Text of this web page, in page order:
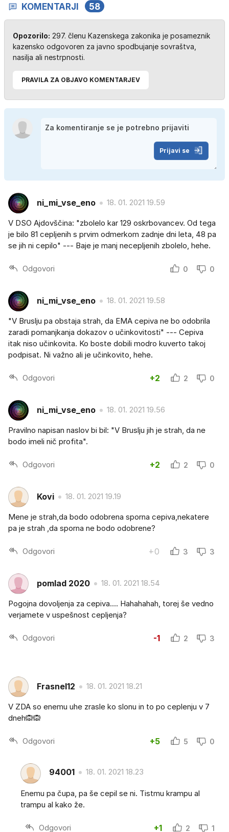
KOMENTARJI 58
Opozorilo: 297. členu Kazenskega zakonika je posameznik
kazensko odgovoren za javno spodbujanje sovraštva,
nasilja ali nestrpnosti.
PRAVILA ZA OBJAVO KOMENTARJEV
Prijavi se
ni_mi_vse_eno 18. 01. 2021 19.59
V DSO Ajdovščina: "zbolelo kar 129 oskrbovancev. Od tega
je bilo 81 cepljenih s prvim odmerkom zadnje dni leta, 48 pa
se jih ni cepilo" --- Baje je manj necepljenih zbolelo, hehe.
Odgovori 0 0
ni_mi_vse_eno 18. 01. 2021 19.58
"V Bruslju pa obstaja strah, da EMA cepiva ne bo odobrila
zaradi pomanjkanja dokazov o učinkovitosti" --- Cepiva
itak niso učinkovita. Ko boste dobili modro kuverto takoj
podpisat. Ni važno ali je učinkovito, hehe.
Odgovori +2 2 0
ni_mi_vse_eno 18. 01. 2021 19.56
Pravilno napisan naslov bi bil: "V Bruslju jih je strah, da ne
bodo imeli nič profita".
Odgovori +2 2 0
Kovi 18. 01. 2021 19.19
Mene je strah,da bodo odobrena sporna cepiva,nekatere
pa je strah ,da sporna ne bodo odobrene?
Odgovori +0 3 3
pomlad 2020 18. 01. 2021 18.54
Pogojna dovoljenja za cepiva.... Hahahahah, torej še vedno
verjamete v uspešnost cepljenja?
Odgovori -1 2 3
Frasnel12 18. 01. 2021 18.21
V ZDA so enemu uhe zrasle ko slonu in to po ceplenju v 7
dneh🙉🙉
Odgovori +5 5 0
94001 18. 01. 2021 18.23
Enemu pa čupa, pa še cepil se ni. Tistmu krampu al
trampu al kako že.
Odgovori +1 2 1